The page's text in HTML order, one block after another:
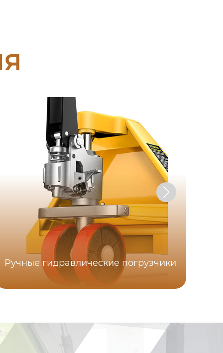
Ручные гидравлические погрузчики